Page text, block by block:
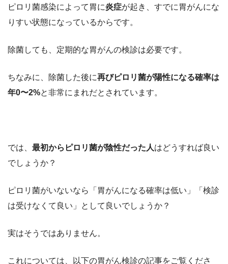
ピロリ菌感染によって胃に炎症が起き、すでに胃がんにな
りすい状態になっているからです。
除菌しても、 定期的な胃がんの検診は必要です。
ちなみに、除菌した後に再びピロリ菌が陽性になる確率は
年0〜2%と非常にまれだとされています。
では、 最初からピロリ菌が陰性だった人はどうすれば良い
でしょうか？
ピロリ菌がいないなら「胃がんになる確率は低い」「検診
は受けなくて良い」として良いでしょうか？
実はそうではありません。
これについては、以下の胃がん検診の記事をご覧くださ